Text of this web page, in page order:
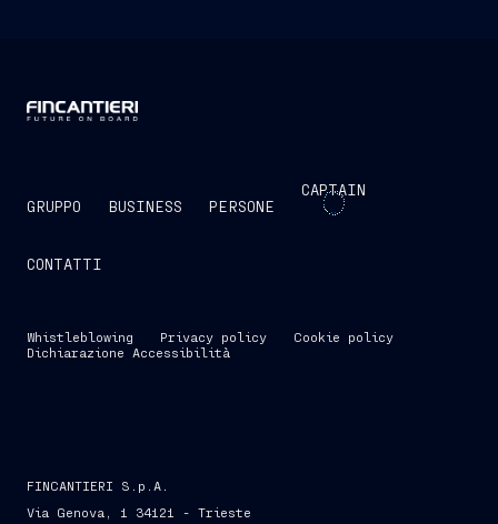
GRUPPO BUSINESS PERSONE
CAPTAIN
CONTATTI
Whistleblowing Privacy policy
Cookie policy
Dichiarazione Accessibilità
FINCANTIERI S.p.A.
Via Genova, 1 34121 - Trieste